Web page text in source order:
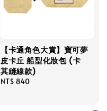
【卡通角色大賞】寶可夢
皮卡丘 船型化妝包 (卡
其縫線款)
Regular
NT$ 840